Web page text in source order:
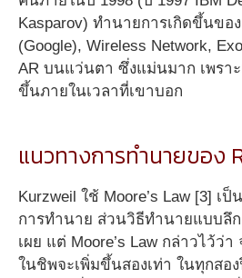
Kasparov) ทำนายการเกิดขึ้นขอ
(Google), Wireless Network,
AR บนแว่นตา ซึ่งแม่นมาก เพราะ
ขึ้นภายในเวลาที่เขาบอก
แนวทางการทำนายของ
Kurzweil ใช้ Moore’s Law [3] เ
การทำนาย ส่วนวิธีทำนายแบบลึ
เผย แต่ Moore’s Law กล่าวไว้ว่
ในชิพจะเพิ่มขึ้นสองเท่า ในทุกสอ